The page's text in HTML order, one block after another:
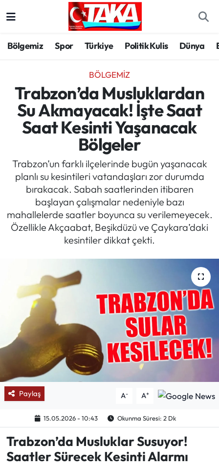
Bölgemiz Spor Türkiye Politik Kulis Dünya
BÖLGEMIZ
Trabzon’da Musluklardan
Su Akmayacak! İşte Saat
Saat Kesinti Yaşanacak
Bölgeler
Trabzon’un farklı ilçelerinde bugün yaşanacak
planlı su kesintileri vatandaşları zor durumda
bırakacak. Sabah saatlerinden itibaren
başlayan çalışmalar nedeniyle bazı
mahallelerde saatler boyunca su verilemeyecek.
Özellikle Akçaabat, Beşikdüzü ve Çaykara’daki
kesintiler dikkat çekti.
Paylaş A- A+
15.05.2026 - 10:43 Okunma Süresi: 2 Dk
Trabzon’da Musluklar Susuyor!
Saatler Sürecek Kesinti Alarmı
Spor
Türkiye
Kültür/Sanat
Politika
Politik Kulis
Dünya
Magazin
Mektup Galeri
Manşet
Köşe Yazıları
Karikatür Galeri
BIK
ASTROLOJİ
Mektup Galeri
Ekonomi
Trabzon Hava Durumu
Trabzon Trafik Yoğunluk Haritası
Süper Lig Puan Durumu ve Fikstür
Tüm Manşetler
Son Dakika Haberleri
Haber Arşivi